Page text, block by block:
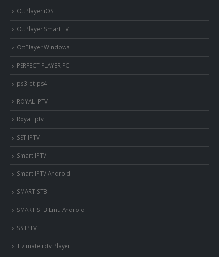
OttPlayer iOS
OttPlayer Smart TV
OttPlayer Windows
PERFECT PLAYER PC
ps3-et-ps4
ROYAL IPTV
Royal iptv
SET IPTV
Smart IPTV
Smart IPTV Android
SMART STB
SMART STB Emu Android
SS IPTV
Tivimate iptv Player